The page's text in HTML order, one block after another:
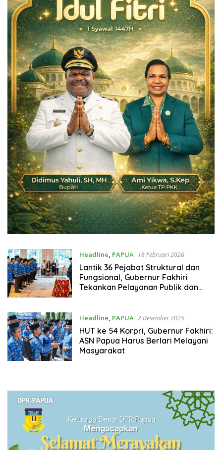
Headline PAPUA 18 Februari 2026
Lantik 36 Pejabat Struktural dan
Fungsional, Gubernur Fakhiri
Tekankan Pelayanan Publik dan
Headline, PAPUA 2 Desember 2025
HUT ke 54 Korpri, Gubernur Fakhiri:
ASN Papua Harus Berlari Melayani
Masyarakat